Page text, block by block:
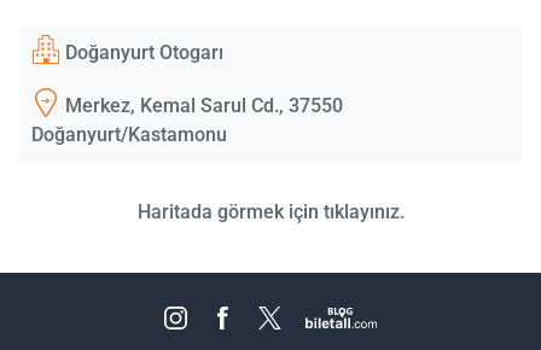
Doğanyurt Otogarı
Merkez, Kemal Sarul Cd., 37550
Doğanyurt/Kastamonu
Haritada görmek için tıklayınız.